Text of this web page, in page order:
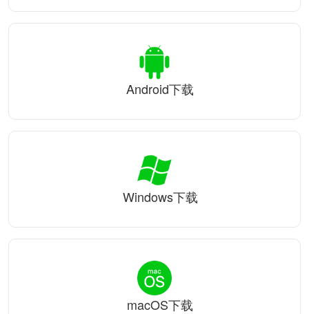
Android下载
Windows下载
macOS下载